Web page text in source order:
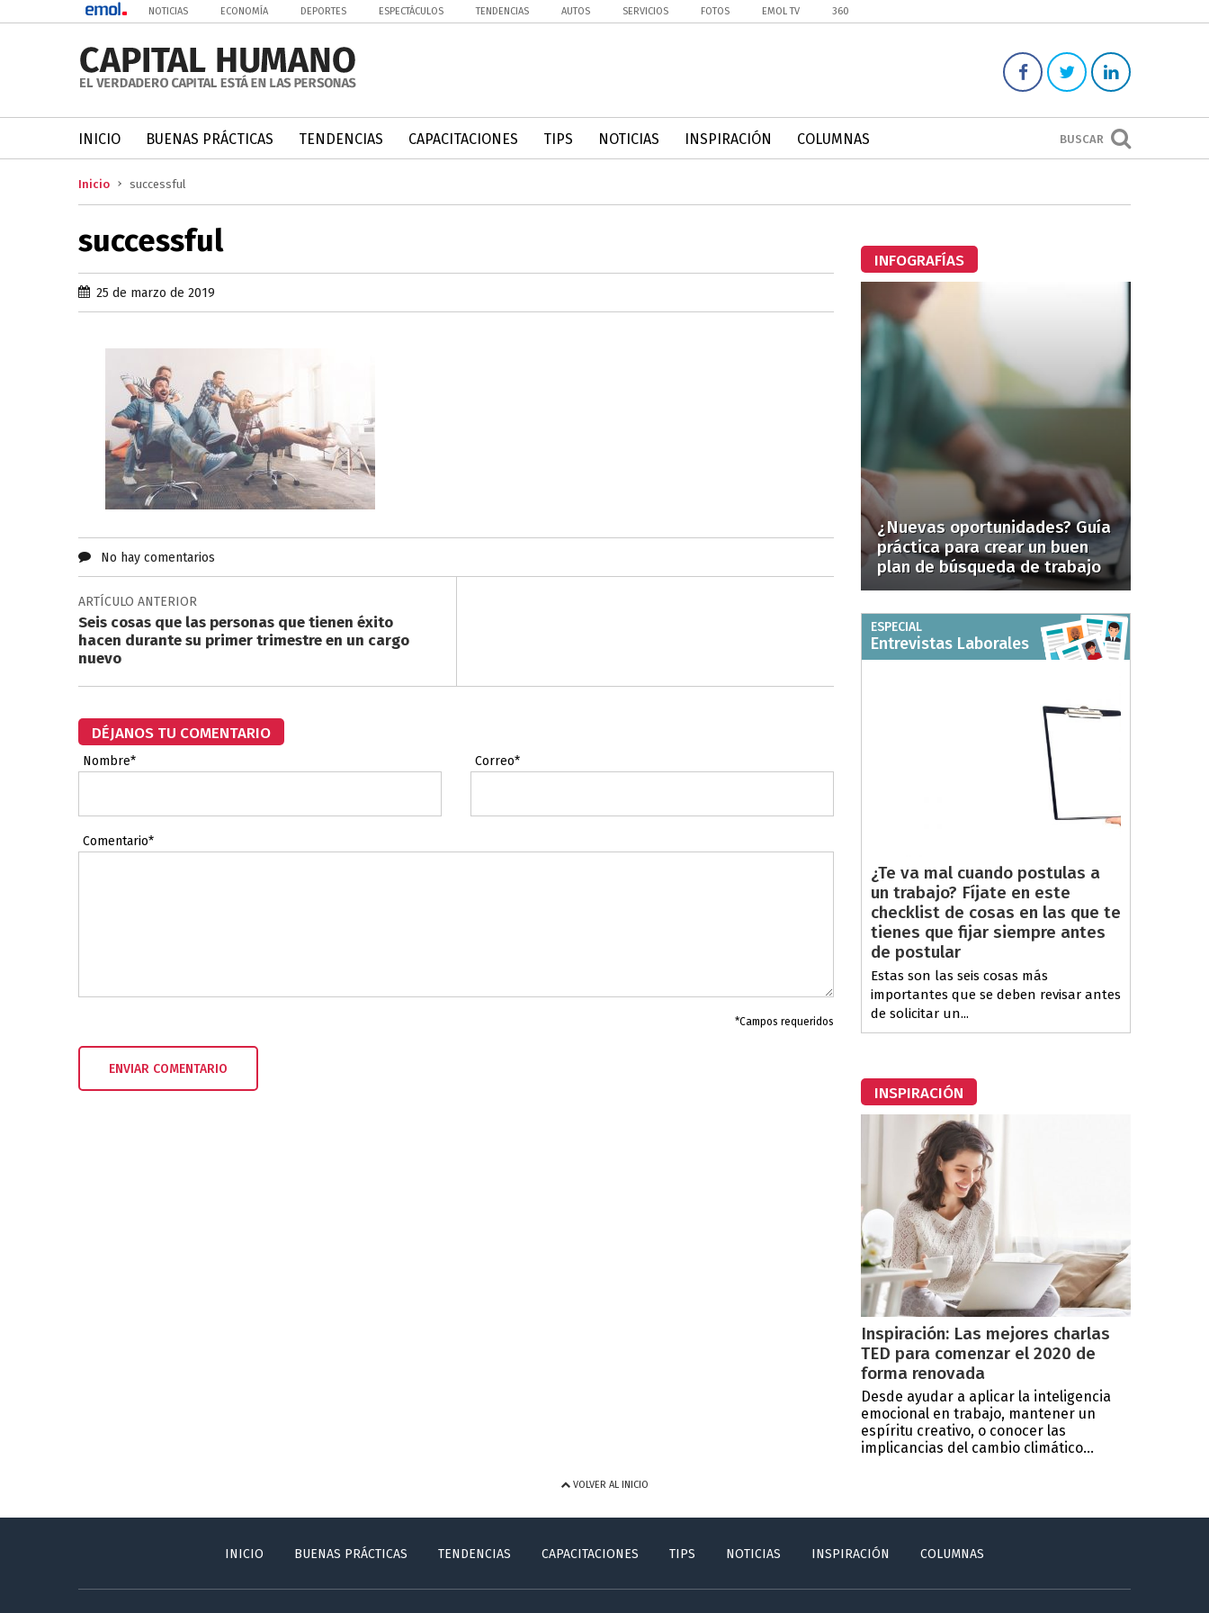
NOTICIAS ECONOMÍA DEPORTES ESPECTÁCULOS TENDENCIAS AUTOS SERVICIOS FOTOS EMOL TV 360
BUSCAR
INICIO BUENAS PRÁCTICAS TENDENCIAS CAPACITACIONES TIPS NOTICIAS INSPIRACIÓN COLUMNAS
Inicio successful
successful
25 de marzo de 2019
No hay comentarios
ARTÍCULO ANTERIOR
Seis cosas que las personas que tienen éxito
hacen durante su primer trimestre en un cargo
nuevo
DÉJANOS TU COMENTARIO
Nombre* Correo*
Comentario*
*Campos requeridos
INFOGRAFÍAS
¿Nuevas oportunidades? Guía
práctica para crear un buen
plan de búsqueda de trabajo
ESPECIAL
Entrevistas Laborales
¿Te va mal cuando postulas a
un trabajo? Fíjate en este
checklist de cosas en las que te
tienes que fijar siempre antes
de postular
Estas son las seis cosas más
importantes que se deben revisar antes
de solicitar un...
INSPIRACIÓN
Inspiración: Las mejores charlas
TED para comenzar el 2020 de
forma renovada
Desde ayudar a aplicar la inteligencia
emocional en trabajo, mantener un
espíritu creativo, o conocer las
implicancias del cambio climático...
VOLVER AL INICIO
INICIO BUENAS PRÁCTICAS TENDENCIAS CAPACITACIONES TIPS NOTICIAS INSPIRACIÓN COLUMNAS